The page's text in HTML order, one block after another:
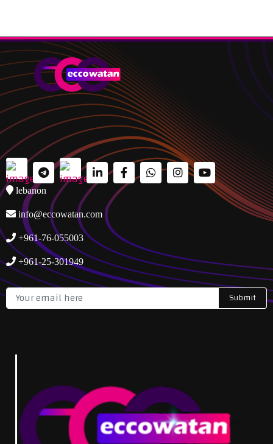
lebanon
info@eccowatan.com
+961-76-055003
+961-25-301949
Submit